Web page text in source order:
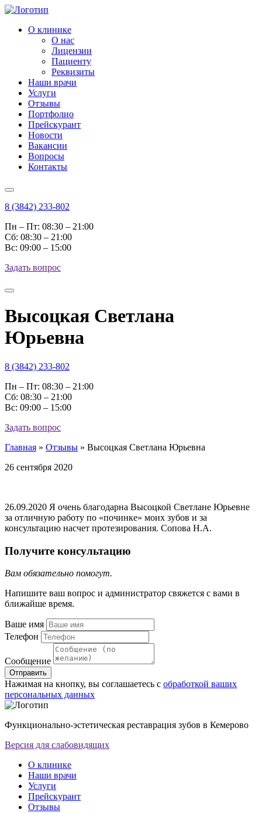
О клинике
О нас
Лицензии
Пациенту
Реквизиты
Наши врачи
Услуги
Отзывы
Портфолио
Прейскурант
Новости
Вакансии
Вопросы
Контакты
8 (3842) 233-802
Пн – Пт: 08:30 – 21:00
Cб: 08:30 – 21:00
Вс: 09:00 – 15:00
Задать вопрос
Высоцкая Светлана
Юрьевна
8 (3842) 233-802
Пн – Пт: 08:30 – 21:00
Cб: 08:30 – 21:00
Вс: 09:00 – 15:00
Задать вопрос
Главная » Отзывы » Высоцкая Светлана Юрьевна
26 сентября 2020
26.09.2020 Я очень благодарна Высоцкой Светлане Юрьевне
за отличную работу по «починке» моих зубов и за
консультацию насчет протезирования. Сопова Н.А.
Получите консультацию
Вам обязательно помогут.
Напишите ваш вопрос и администратор свяжется с вами в
ближайше время.
Ваше имя
Телефон
Сообщение
Отправить
Нажимая на кнопку, вы соглашаетесь с обработкой ваших
персональных данных
Функционально-эстетическая реставрация зубов в Кемерово
Версия для слабовидящих
О клинике
Наши врачи
Услуги
Прейскурант
Отзывы